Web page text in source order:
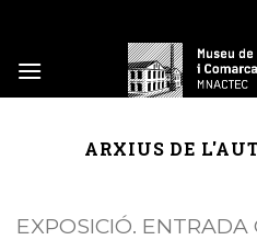
content
ARXIUS DE
EXPOSICIÓ.